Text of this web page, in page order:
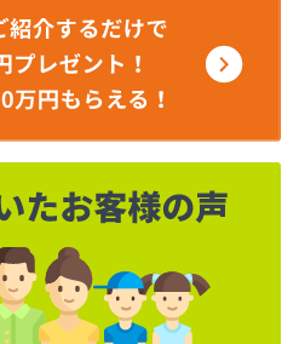
ス
ビス
宮営業所
宮販売所
販売所
都宮営業所
須塩原営業所
ナジー